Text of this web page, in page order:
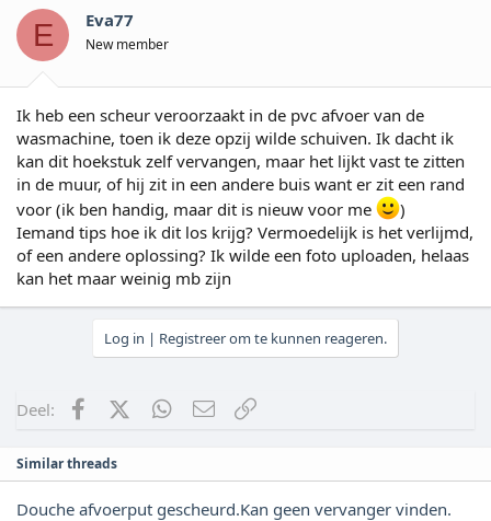
w
e
r
r
t
e
r
a
t
m
E Eva77
New member
Ik heb een scheur veroorzaakt in de pvc afvoer van de
wasmachine, toen ik deze opzij wilde schuiven. Ik dacht ik
kan dit hoekstuk zelf vervangen, maar het lijkt vast te zitten
in de muur, of hij zit in een andere buis want er zit een rand
voor (ik ben handig, maar dit is nieuw voor me
)
Iemand tips hoe ik dit los krijg? Vermoedelijk is het verlijmd,
of een andere oplossing? Ik wilde een foto uploaden, helaas
kan het maar weinig mb zijn
Log in | Registreer om te kunnen reageren.
Deel: FacebookX (Twitter)WhatsApp
E-mail
Similar threads
Douche afvoerput gescheurd.Kan geen vervanger vinden.